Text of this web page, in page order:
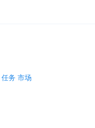
任务 市场